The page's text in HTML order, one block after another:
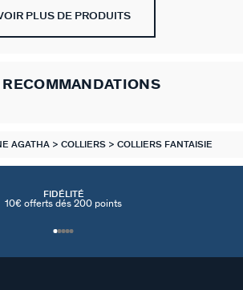
PLUS DE PRODUITS
RECOMMANDATIONS
AGATHA COLLIERS COLLIERS FANTAISIE
FIDÉLITÉ
10€ offerts dés 200 points